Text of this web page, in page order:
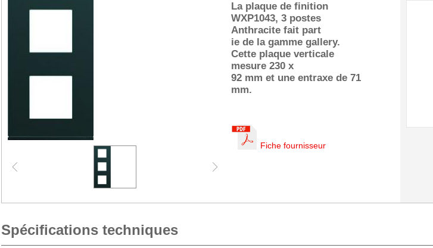
La plaque de finition
WXP1043, 3 postes
Anthracite fait part
ie de la gamme gallery.
Cette plaque verticale
mesure 230 x
92 mm et une entraxe de 71
mm.
Fiche fournisseur
Spécifications techniques